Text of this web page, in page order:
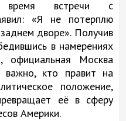
встречи с
«Я не потерплю
дворе». Получив
в намерениях
Москва
кто правит на
положение,
её в сферу
Америки.